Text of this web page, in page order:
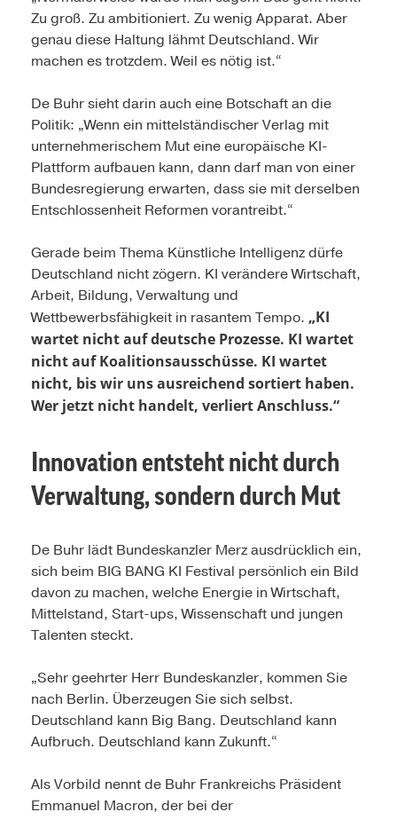
Zu groß. Zu ambitioniert. Zu wenig Apparat. Aber
genau diese Haltung lähmt Deutschland. Wir
machen es trotzdem. Weil es nötig ist.“
De Buhr sieht darin auch eine Botschaft an die
Politik: „Wenn ein mittelständischer Verlag mit
unternehmerischem Mut eine europäische KI-
Plattform aufbauen kann, dann darf man von einer
Bundesregierung erwarten, dass sie mit derselben
Entschlossenheit Reformen vorantreibt.“
Gerade beim Thema Künstliche Intelligenz dürfe
Deutschland nicht zögern. KI verändere Wirtschaft,
Arbeit, Bildung, Verwaltung und
Wettbewerbsfähigkeit in rasantem Tempo. „KI
wartet nicht auf deutsche Prozesse. KI wartet
nicht auf Koalitionsausschüsse. KI wartet
nicht, bis wir uns ausreichend sortiert haben.
Wer jetzt nicht handelt, verliert Anschluss.“
Innovation entsteht nicht durch
Verwaltung, sondern durch Mut
De Buhr lädt Bundeskanzler Merz ausdrücklich ein,
sich beim BIG BANG KI Festival persönlich ein Bild
davon zu machen, welche Energie in Wirtschaft,
Mittelstand, Start-ups, Wissenschaft und jungen
Talenten steckt.
„Sehr geehrter Herr Bundeskanzler, kommen Sie
nach Berlin. Überzeugen Sie sich selbst.
Deutschland kann Big Bang. Deutschland kann
Aufbruch. Deutschland kann Zukunft.“
Als Vorbild nennt de Buhr Frankreichs Präsident
Emmanuel Macron, der bei der